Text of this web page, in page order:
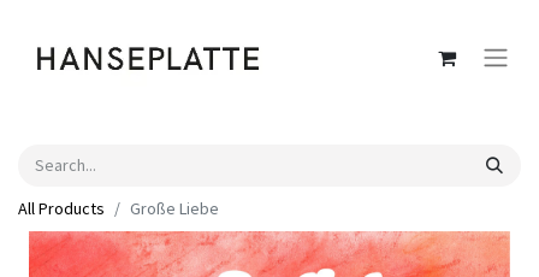
All Products Große Liebe